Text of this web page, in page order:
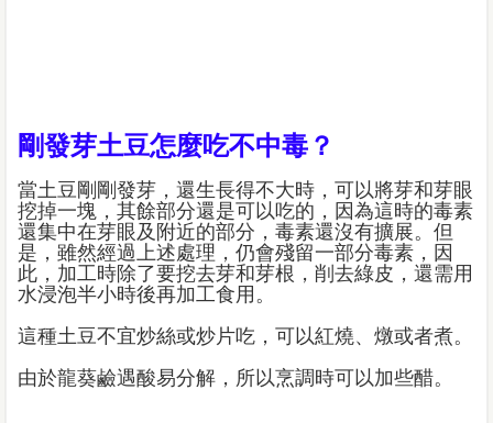
剛發芽土豆怎麼吃不中毒？
當土豆剛剛發芽，還生長得不大時，可以將芽和芽眼
挖掉一塊，其餘部分還是可以吃的，因為這時的毒素
還集中在芽眼及附近的部分，毒素還沒有擴展。但
是，雖然經過上述處理，仍會殘留一部分毒素，因
此，加工時除了要挖去芽和芽根，削去綠皮，還需用
水浸泡半小時後再加工食用。
這種土豆不宜炒絲或炒片吃，可以紅燒、燉或者煮。
由於龍葵鹼遇酸易分解，所以烹調時可以加些醋。